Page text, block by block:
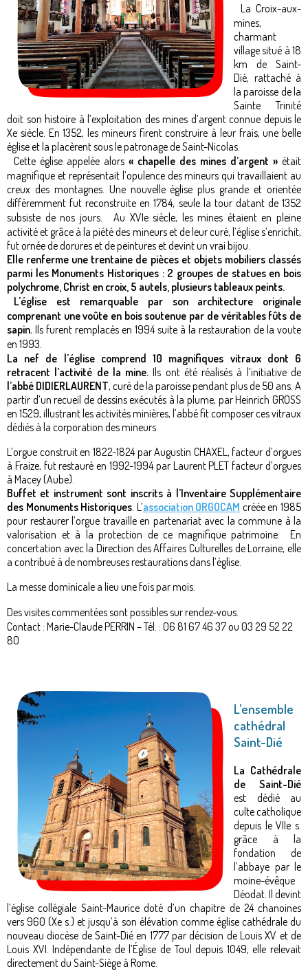
La Croix-aux-
mines,
charmant
village situé à 18
km de Saint-
Dié, rattaché à
la paroisse de la
Sainte Trinité
doit son histoire à l’exploitation des mines d’argent connue depuis le
Xe siècle. En 1352, les mineurs firent construire à leur frais, une belle
église et la placèrent sous le patronage de Saint-Nicolas.
Cette église appelée alors « chapelle des mines d’argent » était
magnifique et représentait l’opulence des mineurs qui travaillaient au
creux des montagnes. Une nouvelle église plus grande et orientée
différemment fut reconstruite en 1784, seule la tour datant de 1352
subsiste de nos jours. Au XVIe siècle, les mines étaient en pleine
activité et grâce à la piété des mineurs et de leur curé, l’église s’enrichit,
fut ornée de dorures et de peintures et devint un vrai bijou.
Elle renferme une trentaine de pièces et objets mobiliers classés
parmi les Monuments Historiques : 2 groupes de statues en bois
polychrome, Christ en croix, 5 autels, plusieurs tableaux peints.
L’église est remarquable par son architecture originale
comprenant une voûte en bois soutenue par de véritables fûts de
sapin. Ils furent remplacés en 1994 suite à la restauration de la voute
en 1993.
La nef de l’église comprend 10 magnifiques vitraux dont 6
retracent l’activité de la mine. Ils ont été réalisés à l’initiative de
l’abbé DIDIERLAURENT, curé de la paroisse pendant plus de 50 ans. A
partir d’un recueil de dessins exécutés à la plume, par Heinrich GROSS
en 1529, illustrant les activités minières, l’abbé fit composer ces vitraux
dédiés à la corporation des mineurs.
L’orgue construit en 1822-1824 par Augustin CHAXEL, facteur d’orgues
à Fraize, fut restauré en 1992-1994 par Laurent PLET facteur d’orgues
à Macey (Aube).
Buffet et instrument sont inscrits à l’Inventaire Supplémentaire
des Monuments Historiques . L’association ORGOCAM créée en 1985
pour restaurer l’orgue travaille en partenariat avec la commune à la
valorisation et à la protection de ce magnifique patrimoine. En
concertation avec la Direction des Affaires Culturelles de Lorraine, elle
a contribué à de nombreuses restaurations dans l’église.
La messe dominicale a lieu une fois par mois.
Des visites commentées sont possibles sur rendez-vous.
Contact : Marie-Claude PERRIN – Tél. : 06 81 67 46 37 ou 03 29 52 22
80
L’ensemble
cathédral
Saint-Dié
La Cathédrale
de Saint-Dié
est dédié au
culte catholique
depuis le VIIe s.
grâce à la
fondation de
l’abbaye par le
moine-évêque
Déodat. Il devint
l’église collégiale Saint-Maurice doté d’un chapitre de 24 chanoines
vers 960 (Xe s.) et jusqu’à son élévation comme église cathédrale du
nouveau diocèse de Saint-Dié en 1777 par décision de Louis XV et de
Louis XVI. Indépendante de l’Église de Toul depuis 1049, elle relevait
directement du Saint-Siège à Rome.